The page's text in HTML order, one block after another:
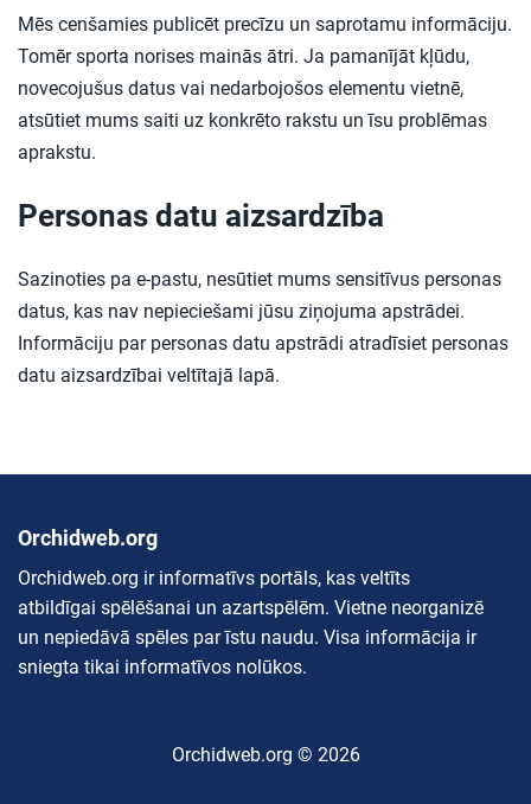
Mēs cenšamies publicēt precīzu un saprotamu informāciju.
Tomēr sporta norises mainās ātri. Ja pamanījāt kļūdu,
novecojušus datus vai nedarbojošos elementu vietnē,
atsūtiet mums saiti uz konkrēto rakstu un īsu problēmas
aprakstu.
Personas datu aizsardzība
Sazinoties pa e-pastu, nesūtiet mums sensitīvus personas
datus, kas nav nepieciešami jūsu ziņojuma apstrādei.
Informāciju par personas datu apstrādi atradīsiet personas
datu aizsardzībai veltītajā lapā.
Orchidweb.org
Orchidweb.org ir informatīvs portāls, kas veltīts
atbildīgai spēlēšanai un azartspēlēm. Vietne neorganizē
un nepiedāvā spēles par īstu naudu. Visa informācija ir
sniegta tikai informatīvos nolūkos.
Orchidweb.org © 2026